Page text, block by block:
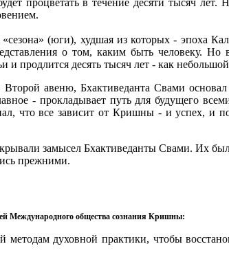
процветать в течение десяти тысяч
(юги), худшая из которых - эпоха
о том, каким быть человеку. Но
и продлится десять тысяч лет - как
авеню, Бхактиведанта Свами
- прокладывает путь для будущего
что все зависит от Кришны - и успех, и
замысел Бхактиведанты Свами. Их
прежними.
Международного общества сознания Кришны:
методам духовной практики, чтобы